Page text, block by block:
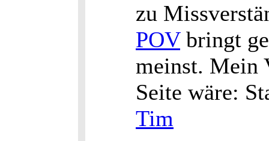
zu
POVbringt
meinst. Mein
Seite wäre:
Tim